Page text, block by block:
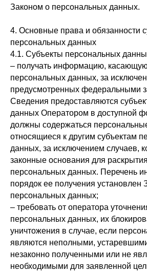
Законом о персональных данных.
4. Основные права и обязанности
персональных данных
4.1. Субъекты персональных
– получать информацию,
персональных данных, за
предусмотренных федеральными
Сведения предоставляются
данных Оператором в доступной
должны содержаться
относящиеся к другим субъектам
данных, за исключением случаев,
законные основания для
персональных данных. Перечень
порядок ее получения установлен
персональных данных;
– требовать от оператора
персональных данных, их
уничтожения в случае, если
являются неполными,
незаконно полученными или не
необходимыми для заявленной